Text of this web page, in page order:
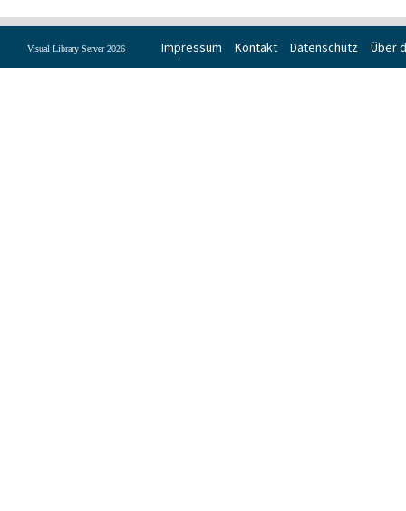
Impressum Kontakt Datenschutz Über
Visual Library Server 2026